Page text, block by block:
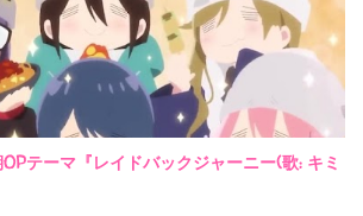
テーマ『レイドバックジャーニー(歌: キミ